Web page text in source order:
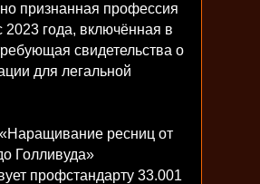
признанная профессия
2023 года, включённая в
свидетельства о
для легальной
ресниц от
Голливуда»
профстандарту 33.001